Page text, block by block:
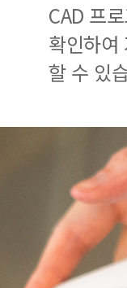
CAD 프
확인하여
할 수 있